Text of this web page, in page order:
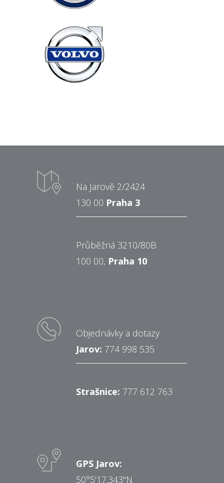
Na Jarově 2/2424
130 00 Praha 3
Průběžná 3210/80B
100 00, Praha 10
Objednávky a dotazy
Jarov: 774 998 535
Strašnice: 777 612 763
GPS Jarov:
50°5'17.343"N